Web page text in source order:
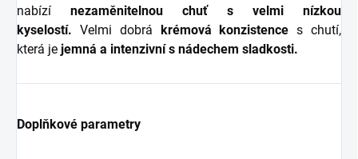
nabízí nezaměnitelnou chuť s velmi nízkou
kyselostí. Velmi dobrá krémová konzistence s chutí,
která je jemná a intenzivní s nádechem sladkosti.
Doplňkové parametry